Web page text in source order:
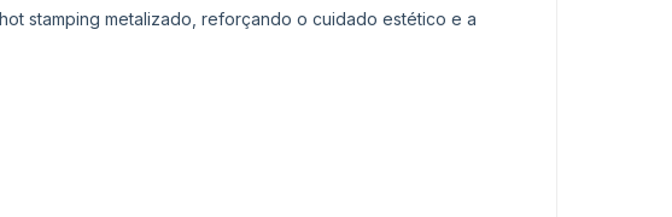
stamping metalizado, reforçando o cuidado estético e a